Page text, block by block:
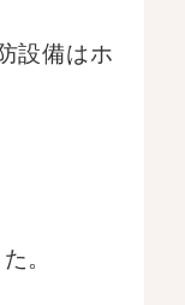
設備はホ
。